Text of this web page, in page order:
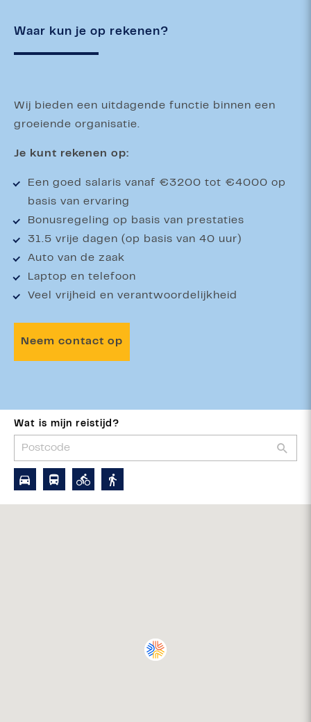
Waar kun je op rekenen?
Wij bieden een uitdagende functie binnen een
groeiende organisatie.
Je kunt rekenen op:
Een goed salaris vanaf €3200 tot €4000 op
basis van ervaring
Bonusregeling op basis van prestaties
31.5 vrije dagen (op basis van 40 uur)
Auto van de zaak
Laptop en telefoon
Veel vrijheid en verantwoordelijkheid
Neem contact op
Wat is mijn reistijd?